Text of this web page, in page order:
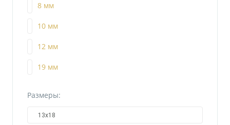
8 мм
10 мм
12 мм
19 мм
Размеры:
13х18